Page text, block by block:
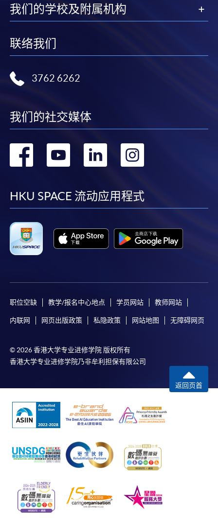
我们的学校及附属机构
联络我们
3762 6262
我们的社交媒体
转
facebook
转
youtube
转
linkedin
转
HKU SPACE 流动应用程式
职位空缺 教学/报名中心地点 学员网站 教师网站
内联网 网页出版政策 私隐政策 网站地图 无障碍网页
© 2026 香港大学专业进修学院 版权所有
香港大学专业进修学院乃非牟利担保有限公司
返回页首